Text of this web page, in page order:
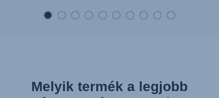
Melyik termék a legjobb